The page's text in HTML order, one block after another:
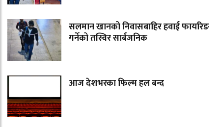
सलमान खानको निवासबाहिर हवाई फायरिङ
गर्नेको तस्विर सार्बजनिक
आज देशभरका फिल्म हल बन्द